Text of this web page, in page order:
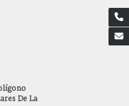
De La